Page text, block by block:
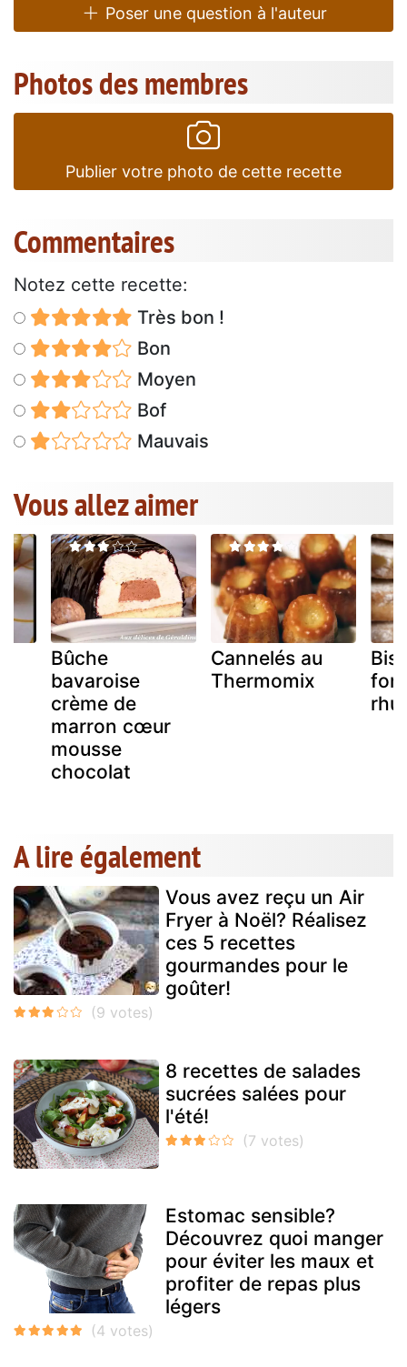
Poser une question à l'auteur
Photos des membres
Publier votre photo de cette recette
Commentaires
Notez cette recette:
Très bon !
Bon
Moyen
Bof
Mauvais
Vous allez aimer
Bûche
bavaroise
crème de
marron cœur
mousse
chocolat
Cannelés au
Thermomix
A lire également
Vous avez reçu un Air
Fryer à Noël? Réalisez
ces 5 recettes
gourmandes pour le
goûter!
8 recettes de salades
sucrées salées pour
l'été!
Estomac sensible?
Découvrez quoi manger
pour éviter les maux et
profiter de repas plus
légers